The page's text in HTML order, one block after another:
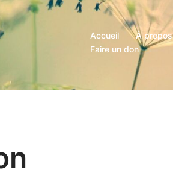
Accueil À propos
Faire un don